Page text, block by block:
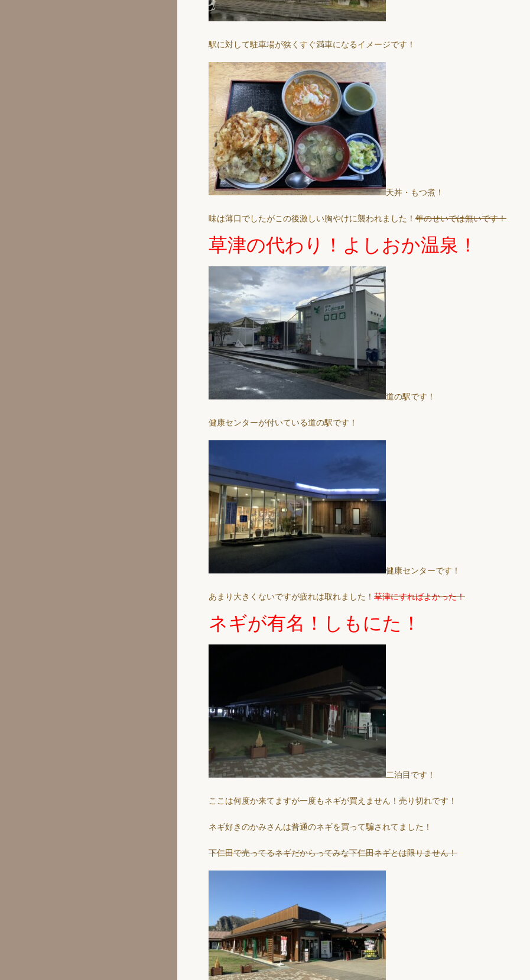
駅に対して駐車場が狭くすぐ満車になるイメージです！
天丼・もつ煮！
味は薄口でしたがこの後激しい胸やけに襲われました！ 年のせいでは無いです！
草津の代わり！よしおか温泉！
道の駅です！
健康センターが付いている道の駅です！
健康センターです！
あまり大きくないですが疲れは取れました！ 草津にすればよかった！
ネギが有名！しもにた！
二泊目です！
ここは何度か来てますが一度もネギが買えません！売り切れです！
ネギ好きのかみさんは普通のネギを買って騙されてました！
下仁田で売ってるネギだからってみな下仁田ネギとは限りません！